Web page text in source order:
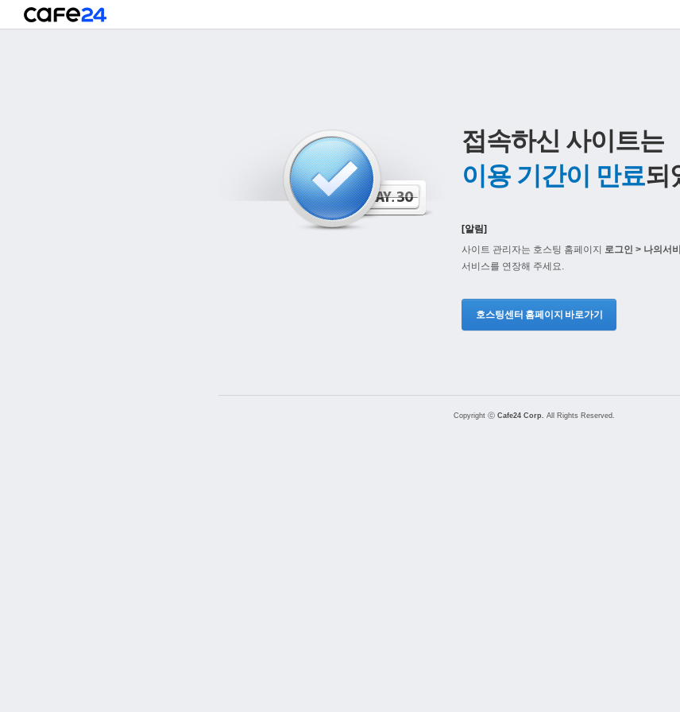
접속하신 사이트는
이용 기간이 만료되
[알림]
사이트 관리자는 호스팅 홈페이지 로그인 > 나의서
서비스를 연장해 주세요.
호스팅센터 홈페이지 바로가기
Copyright ⓒ Cafe24 Corp. All Rights Reserved.